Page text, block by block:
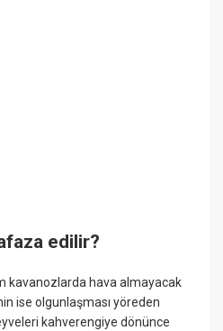
edilir?
kavanozlarda hava almayacak
ise olgunlaşması yöreden
kahverengiye dönünce